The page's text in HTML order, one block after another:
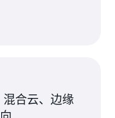
混合云、边缘